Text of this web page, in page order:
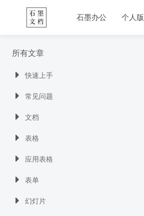
石墨办公 个人版
所有文章
快速上手
常见问题
文档
表格
应用表格
表单
幻灯片